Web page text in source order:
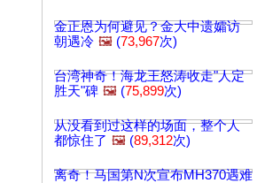
金正恩为何避见？金大中遗孀访
朝遇冷 🖼️ (73,967次)
台湾神奇！海龙王怒涛收走"人定
胜天"碑 🖼️ (75,899次)
从没看到过这样的场面，整个人
都惊住了 🖼️ (89,312次)
离奇！马国第N次宣布MH370遇难